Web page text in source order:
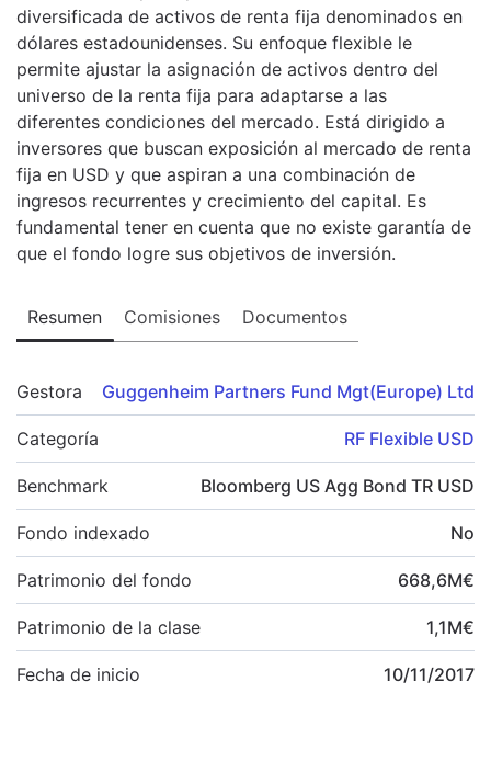
diversificada de activos de renta fija denominados en
dólares estadounidenses. Su enfoque flexible le
permite ajustar la asignación de activos dentro del
universo de la renta fija para adaptarse a las
diferentes condiciones del mercado. Está dirigido a
inversores que buscan exposición al mercado de renta
fija en USD y que aspiran a una combinación de
ingresos recurrentes y crecimiento del capital. Es
fundamental tener en cuenta que no existe garantía de
que el fondo logre sus objetivos de inversión.
Resumen Comisiones Documentos
Gestora Guggenheim Partners Fund Mgt(Europe) Ltd
Categoría RF Flexible USD
Benchmark Bloomberg US Agg Bond TR USD
Fondo indexado No
Patrimonio del fondo 668,6M€
Patrimonio de la clase 1,1M€
Fecha de inicio 10/11/2017